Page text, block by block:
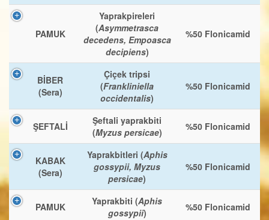
PAMUK
Yaprakpireleri
(Asymmetrasca
decedens, Empoasca
decipiens)
%50 Flonicamid
BİBER
(Sera)
Çiçek tripsi
(Frankliniella
occidentalis)
%50 Flonicamid
ŞEFTALİ
Şeftali yaprakbiti
(Myzus persicae) %50 Flonicamid
KABAK
(Sera)
Yaprakbitleri (Aphis
gossypii, Myzus
persicae)
%50 Flonicamid
PAMUK Yaprakbiti (Aphis
gossypii) %50 Flonicamid